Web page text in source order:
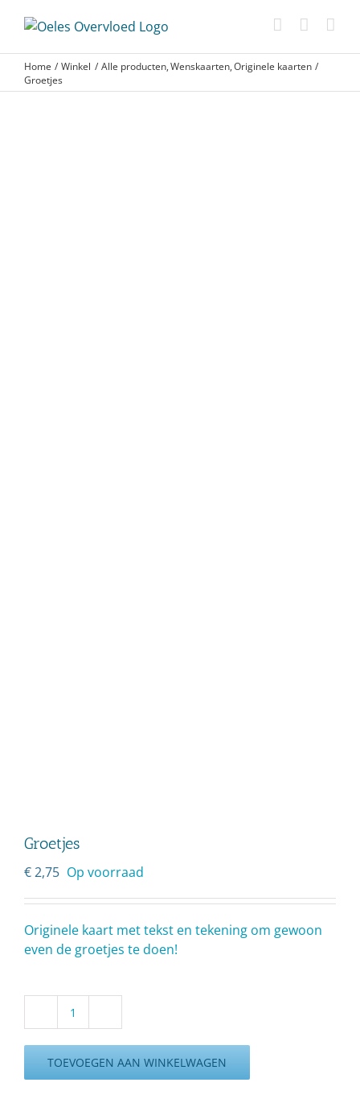
naar
Home Winkel Alle producten Wenskaarten Originele kaarten
Groetjes
Groetjes
€2,75 Op voorraad
Originele kaart met tekst en tekening om gewoon
even de groetjes te doen!
Groetjes
TOEVOEGEN AAN WINKELWAGEN